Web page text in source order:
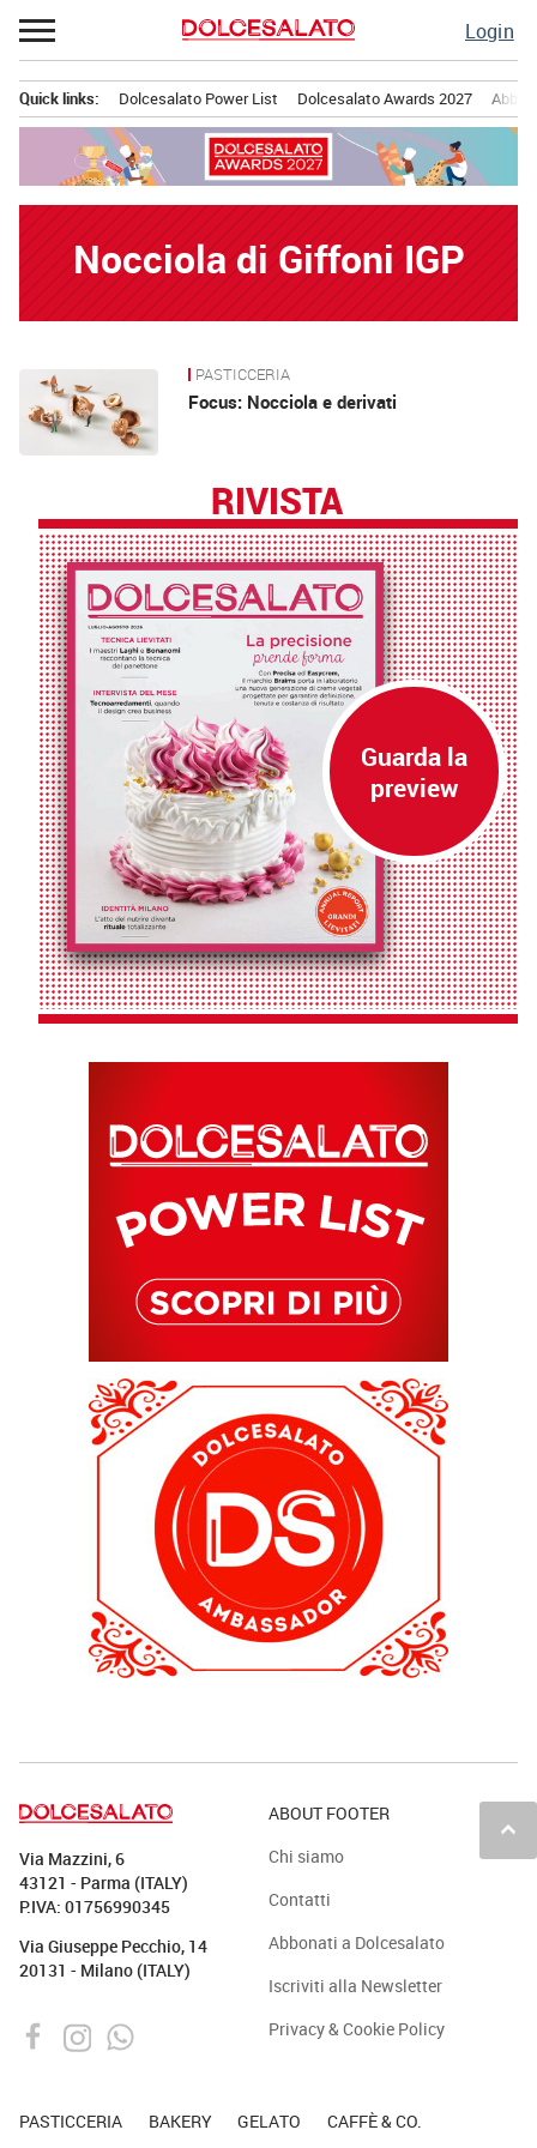
Passa
al
Login
principale
Quick links: Dolcesalato Power List Dolcesalato Awards 2027
Nocciola di Giffoni IGP
News PASTICCERIA
Focus: Nocciola e derivati
RIVISTA
keyboard_arrow_up
Via Mazzini, 6
43121 - Parma (ITALY)
P.IVA: 01756990345
Via Giuseppe Pecchio, 14
20131 - Milano (ITALY)
ABOUT FOOTER
Chi siamo
Contatti
Abbonati a Dolcesalato
Iscriviti alla Newsletter
Privacy & Cookie Policy
PASTICCERIA BAKERY GELATO CAFFÈ & CO.